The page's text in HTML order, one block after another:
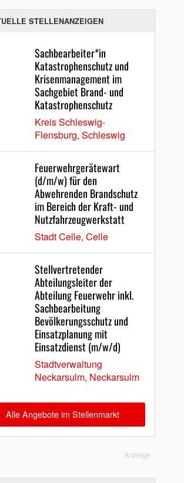
STELLENANZEIGEN
Sachbearbeiter*in
Katastrophenschutz und
Krisenmanagement im
Sachgebiet Brand- und
Katastrophenschutz
Kreis Schleswig-
Flensburg, Schleswig
Feuerwehrgerätewart
(d/m/w) für den
Abwehrenden Brandschutz
im Bereich der Kraft- und
Nutzfahrzeugwerkstatt
Stadt Celle, Celle
Stellvertretender
Abteilungsleiter der
Abteilung Feuerwehr inkl.
Sachbearbeitung
Bevölkerungsschutz und
Einsatzplanung mit
Einsatzdienst (m/w/d)
Stadtverwaltung
Neckarsulm, Neckarsulm
Alle Angebote im Stellenmarkt
Anzeige